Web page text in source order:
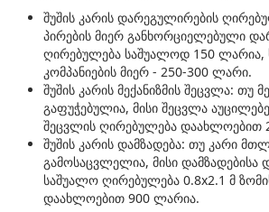
შუშის კარის დარეგულირების
პირების მიერ განხორციელებული
ღირებულება საშუალოდ 150
კომპანიების მიერ - 250-300 ლარი.
შუშის კარის მექანიზმის შეცვლა: თუ
გაფუჭებულია, მისი შეცვლა
შეცვლის ღირებულება დაახლოებით
შუშის კარის დამზადება: თუ კარი
გამოსაცვლელია, მისი დამზადებისა
საშუალო ღირებულება 0.8x2.1 მ
დაახლოებით 900 ლარია.